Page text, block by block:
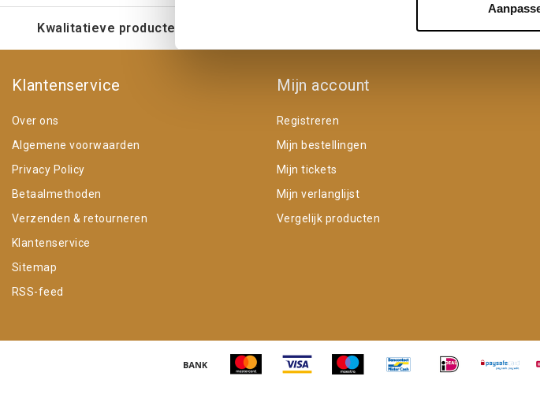
Kwalitatieve producten voor een eerlijke prijs Service na verkoop
Klantenservice
Over ons
Algemene voorwaarden
Privacy Policy
Betaalmethoden
Verzenden & retourneren
Klantenservice
Sitemap
RSS-feed
Mijn account
Registreren
Mijn bestellingen
Mijn tickets
Mijn verlanglijst
Vergelijk producten